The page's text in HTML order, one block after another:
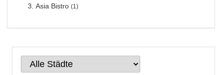
Asia Bistro (1)